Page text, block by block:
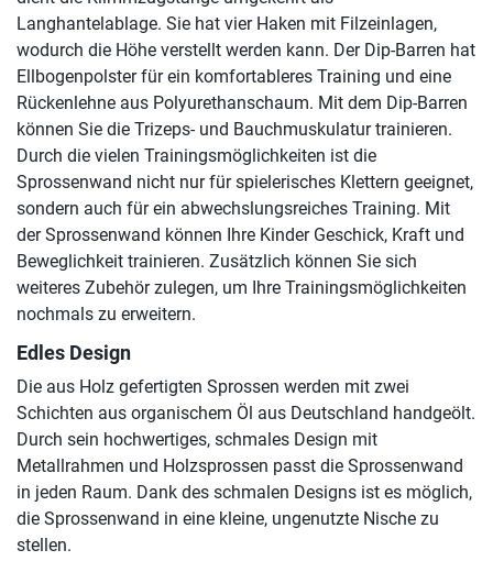
Langhantelablage. Sie hat vier Haken mit Filzeinlagen,
wodurch die Höhe verstellt werden kann. Der Dip-Barren hat
Ellbogenpolster für ein komfortableres Training und eine
Rückenlehne aus Polyurethanschaum. Mit dem Dip-Barren
können Sie die Trizeps- und Bauchmuskulatur trainieren.
Durch die vielen Trainingsmöglichkeiten ist die
Sprossenwand nicht nur für spielerisches Klettern geeignet,
sondern auch für ein abwechslungsreiches Training. Mit
der Sprossenwand können Ihre Kinder Geschick, Kraft und
Beweglichkeit trainieren. Zusätzlich können Sie sich
weiteres Zubehör zulegen, um Ihre Trainingsmöglichkeiten
nochmals zu erweitern.
Edles Design
Die aus Holz gefertigten Sprossen werden mit zwei
Schichten aus organischem Öl aus Deutschland handgeölt.
Durch sein hochwertiges, schmales Design mit
Metallrahmen und Holzsprossen passt die Sprossenwand
in jeden Raum. Dank des schmalen Designs ist es möglich,
die Sprossenwand in eine kleine, ungenutzte Nische zu
stellen.